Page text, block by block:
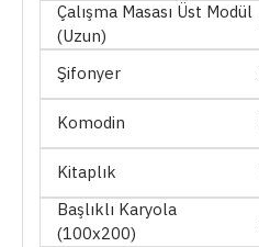
Çalışma Masası Üst Modül
(Uzun)
Şifonyer
Komodin
Kitaplık
Başlıklı Karyola
(100x200)